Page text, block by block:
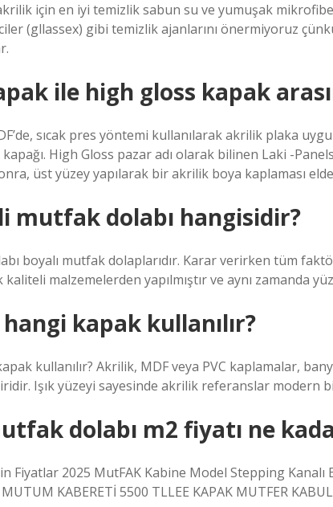
için en iyi temizlik sabun su ve yumuşak
(gllassex) gibi temizlik ajanlarını önermiyoruz
ile high gloss kapak
sıcak pres yöntemi kullanılarak akrilik plaka
High Gloss pazar adı olarak bilinen Laki -
üst yüzey yapılarak bir akrilik boya kaplaması
mutfak dolabı hangisidir?
boyalı mutfak dolaplarıdır. Karar verirken tüm
malzemelerden yapılmıştır ve aynı zamanda
kapak kullanılır?
kullanılır? Akrilik, MDF veya PVC kaplamalar,
Işık yüzeyi sayesinde akrilik referanslar modern
dolabı m2 fiyatı ne
Fiyatlar 2025 MutFAK Kabine Model Stepping
KABERETİ 5500 TLLEE KAPAK MUTFER